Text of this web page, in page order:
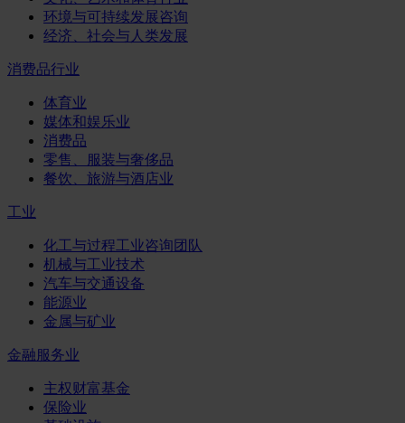
环境与可持续发展咨询
经济、社会与人类发展
消费品行业
体育业
媒体和娱乐业
消费品
零售、服装与奢侈品
餐饮、旅游与酒店业
工业
化工与过程工业咨询团队
机械与工业技术
汽车与交通设备
能源业
金属与矿业
金融服务业
主权财富基金
保险业